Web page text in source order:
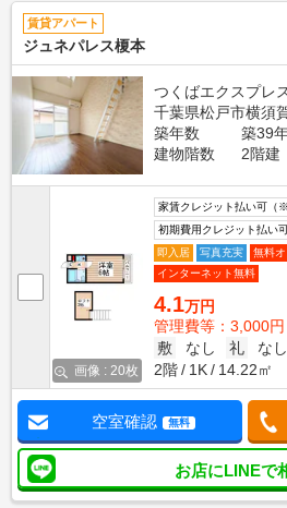
賃貸アパート
ジュネパレス榎本
つくばエクスプレ
千葉県松戸市横須
築年数
築39
建物階数
2階建
画像 : 20枚
家賃クレジット払い可（
初期費用クレジット払い
即入居
写真充実
無料
インターネット無料
4.1万円
管理費等：3,000円
敷
なし 礼
なし
2階
1K 14.22㎡
空室確認 無料
お店にLINEで